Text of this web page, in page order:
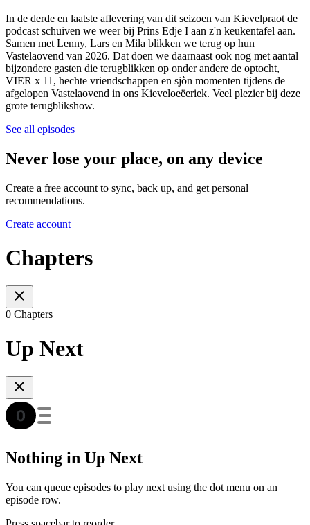
In de derde en laatste aflevering van dit seizoen van Kievelpraot de
podcast schuiven we weer bij Prins Edje I aan z'n keukentafel aan.
Samen met Lenny, Lars en Mila blikken we terug op hun
Vastelaovend van 2026. Dat doen we daarnaast ook nog met aantal
bijzondere gasten die terugblikken op onder andere de optocht,
VIER x 11, hechte vriendschappen en sjòn momenten tijdens de
afgelopen Vastelaovend in ons Kieveloeëeriek. Veel plezier bij deze
grote terugblikshow.
See all episodes
Never lose your place, on any device
Create a free account to sync, back up, and get personal
recommendations.
Create account
Chapters
0 Chapters
Up Next
Nothing in Up Next
You can queue episodes to play next using the dot menu on an
episode row.